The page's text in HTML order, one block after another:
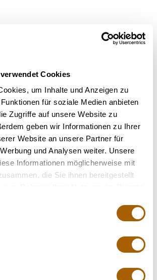
Cookies
um Inhalte und Anzeigen zu
für soziale Medien anbieten
Zugriffe auf unsere Website zu
geben wir Informationen zu Ihrer
Website an unsere Partner für
und Analysen weiter. Unsere
Informationen möglicherweise mit
die Sie ihnen bereitgestellt
1 CA GMO Cookies
Nicht verfügbar